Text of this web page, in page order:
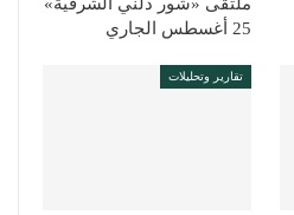
25 أغسطس الجاري
تقارير وتحليلات